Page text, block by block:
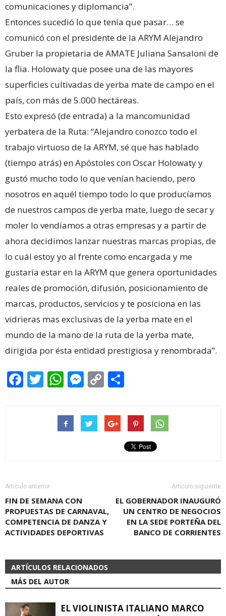
comunicaciones y diplomancia”.
Entonces sucedió lo que tenía que pasar… se
comunicó con el presidente de la ARYM Alejandro
Gruber la propietaria de AMATE Juliana Sansaloni de
la flia. Holowaty que posee una de las mayores
superficies cultivadas de yerba mate de campo en el
país, con más de 5.000 hectáreas.
Esto expresó (de entrada) a la mancomunidad
yerbatera de la Ruta: “Alejandro conozco todo el
trabajo virtuoso de la ARYM, sé que has hablado
(tiempo atrás) en Apóstoles con Oscar Holowaty y
gustó mucho todo lo que venían haciendo, pero
nosotros en aquél tiempo todo lo que producíamos
de nuestros campos de yerba mate, luego de secar y
moler lo vendíamos a otras empresas y a partir de
ahora decidimos lanzar nuestras marcas propias, de
lo cuál estoy yo al frente como encargada y me
gustaría estar en la ARYM que genera oportunidades
reales de promoción, difusión, posicionamiento de
marcas, productos, servicios y te posiciona en las
vidrieras mas exclusivas de la yerba mate en el
mundo de la mano de la ruta de la yerba mate,
dirigida por ésta entidad prestigiosa y renombrada”.
Facebook
Twitter
WhatsApp
Messenger
Copy
Artículo anterior
FIN DE SEMANA CON
PROPUESTAS DE CARNAVAL,
COMPETENCIA DE DANZA Y
ACTIVIDADES DEPORTIVAS
Artículo siguiente
EL GOBERNADOR INAUGURÓ
UN CENTRO DE NEGOCIOS
EN LA SEDE PORTEÑA DEL
BANCO DE CORRIENTES
ARTÍCULOS RELACIONADOS
MÁS DEL AUTOR
EL VIOLINISTA ITALIANO MARCO